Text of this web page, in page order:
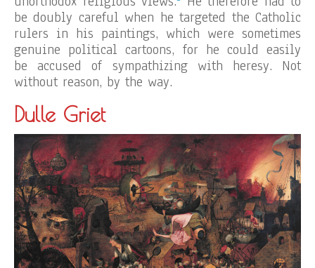
be doubly careful when he targeted the Catholic
rulers in his paintings, which were sometimes
genuine political cartoons, for he could easily
be accused of sympathizing with heresy. Not
without reason, by the way.
Dulle Griet